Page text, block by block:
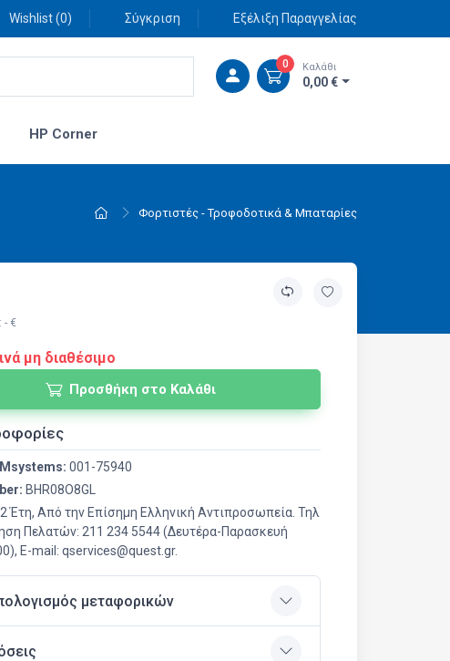
Wishlist (0) Σύγκριση Εξέλιξη Παραγγελίας
0 Καλάθι
0,00 €
HP Corner
Φορτιστές - Τροφοδοτικά & Μπαταρίες
- €
μη διαθέσιμο
Προσθήκη στο Καλάθι
001-75940
BHR08O8GL
2 Έτη, Από την Επίσημη Ελληνική Aντιπροσωπεία. Τηλ
Πελατών: 211 234 5544 (Δευτέρα-Παρασκευή
E-mail: qservices@quest.gr.
μεταφορικών